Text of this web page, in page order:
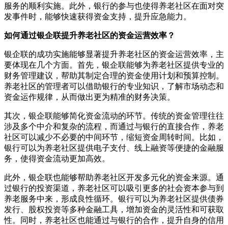
服务的顺利实施。此外，银行的参与也使得养老社区在面对突
发事件时，能够快速获得资金支持，提升应急能力。
如何通过银企联提升养老社区的资金运营效率？
银企联的成功实施能够显著提升养老社区的资金运营效率，主
要体现在几个方面。首先，银企联能够为养老社区提供专业的
财务管理建议，帮助其制定合理的资金使用计划和预算控制。
养老社区的管理者可以借助银行的专业知识，了解市场动态和
资金运作规律，从而做出更为精准的财务决策。
其次，银企联能够简化资金流动的环节。传统的资金管理往往
涉及多个中介和复杂的流程，而通过与银行的直接合作，养老
社区可以减少不必要的中间环节，缩短资金周转时间。比如，
银行可以为养老社区提供电子支付、线上融资等便捷的金融服
务，使得资金流动更加高效。
此外，银企联也能够帮助养老社区开发多元化的资金来源。通
过银行的投资渠道，养老社区可以吸引更多的社会资本参与到
养老服务中来，形成良性循环。银行可以为养老社区提供债券
发行、股权投资等多种金融工具，增加资金的灵活性和可获取
性。同时，养老社区也能通过与银行的合作，提升自身的信用